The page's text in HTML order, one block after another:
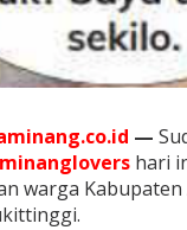
P
a
s
a
a
w
a
h
—
hari
warga